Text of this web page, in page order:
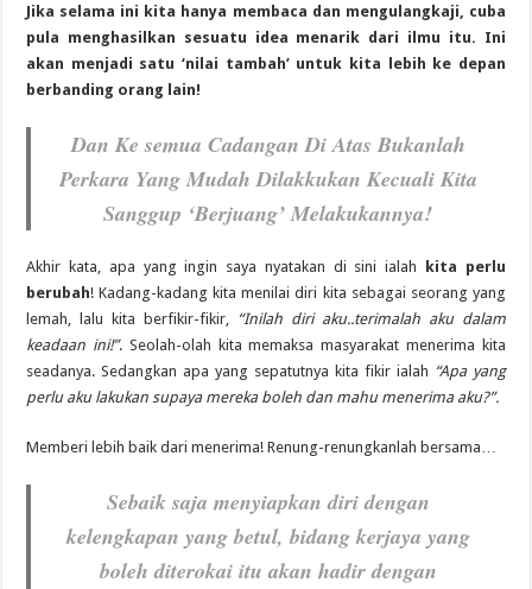
Jika selama ini kita hanya membaca dan mengulangkaji, cuba
pula menghasilkan sesuatu idea menarik dari ilmu itu. Ini
akan menjadi satu ‘nilai tambah’ untuk kita lebih ke depan
berbanding orang lain!
Dan Ke semua Cadangan Di Atas Bukanlah
Perkara Yang Mudah Dilakkukan Kecuali Kita
Sanggup ‘Berjuang’ Melakukannya!
Akhir kata, apa yang ingin saya nyatakan di sini ialah
kita perlu
berubah! Kadang-kadang kita menilai diri kita sebagai seorang yang
lemah, lalu kita berfikir-fikir, “Inilah diri aku..terimalah aku dalam
keadaan ini!”. Seolah-olah kita memaksa masyarakat menerima kita
seadanya. Sedangkan apa yang sepatutnya kita fikir ialah “Apa yang
perlu aku lakukan supaya mereka boleh dan mahu menerima aku?”.
Memberi lebih baik dari menerima! Renung-renungkanlah bersama…
Sebaik saja menyiapkan diri dengan
kelengkapan yang betul, bidang kerjaya yang
boleh diterokai itu akan hadir dengan